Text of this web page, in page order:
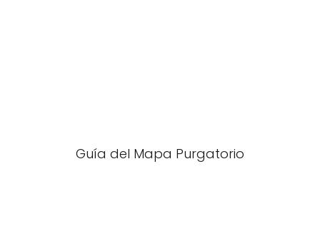
Guía del Mapa Purgatorio